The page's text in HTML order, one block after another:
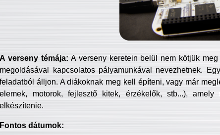
A verseny témája: A verseny keretein belül nem kötjük
megoldásával kapcsolatos pályamunkával nevezhetnek.
feladatból álljon. A diákoknak meg kell építeni, vagy már
elemek, motorok, fejlesztő kitek, érzékelők, stb...),
elkészítenie.
Fontos dátumok: